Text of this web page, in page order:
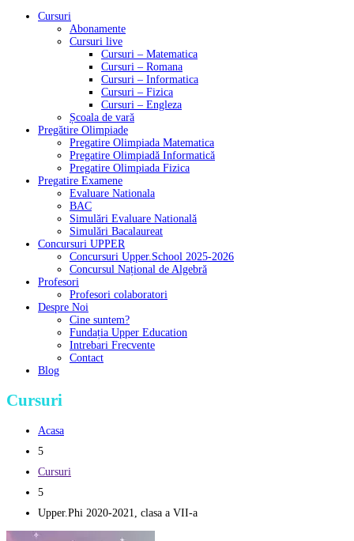
Cursuri
Abonamente
Cursuri live
Cursuri – Matematica
Cursuri – Romana
Cursuri – Informatica
Cursuri – Fizica
Cursuri – Engleza
Școala de vară
Pregătire Olimpiade
Pregatire Olimpiada Matematica
Pregatire Olimpiadă Informatică
Pregatire Olimpiada Fizica
Pregatire Examene
Evaluare Nationala
BAC
Simulări Evaluare Natională
Simulări Bacalaureat
Concursuri UPPER
Concursuri Upper.School 2025-2026
Concursul Național de Algebră
Profesori
Profesori colaboratori
Despre Noi
Cine suntem?
Fundația Upper Education
Intrebari Frecvente
Contact
Blog
Cursuri
Acasa
5
Cursuri
5
Upper.Phi 2020-2021, clasa a VII-a